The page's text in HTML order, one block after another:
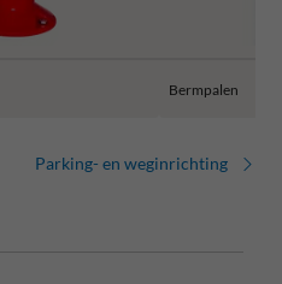
Bermpalen
Parking- en weginrichting